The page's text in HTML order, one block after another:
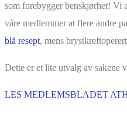
som forebygger benskjørhet! Vi
våre medlemmer at flere andre
blå resept, mens
Dette er et lite utvalg av sakene
LES MEDLEMSBLADET